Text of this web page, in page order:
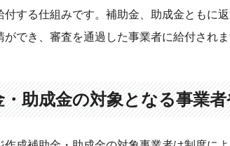
＜２＞採択通知
＜３＞交付申請・交付決定
＜６＞確定検査
＜７＞補助金の請求
付する仕組みです。補助金、助成金ともに
ができ、審査を通過した事業者に給付されま
・助成金の対象となる事業